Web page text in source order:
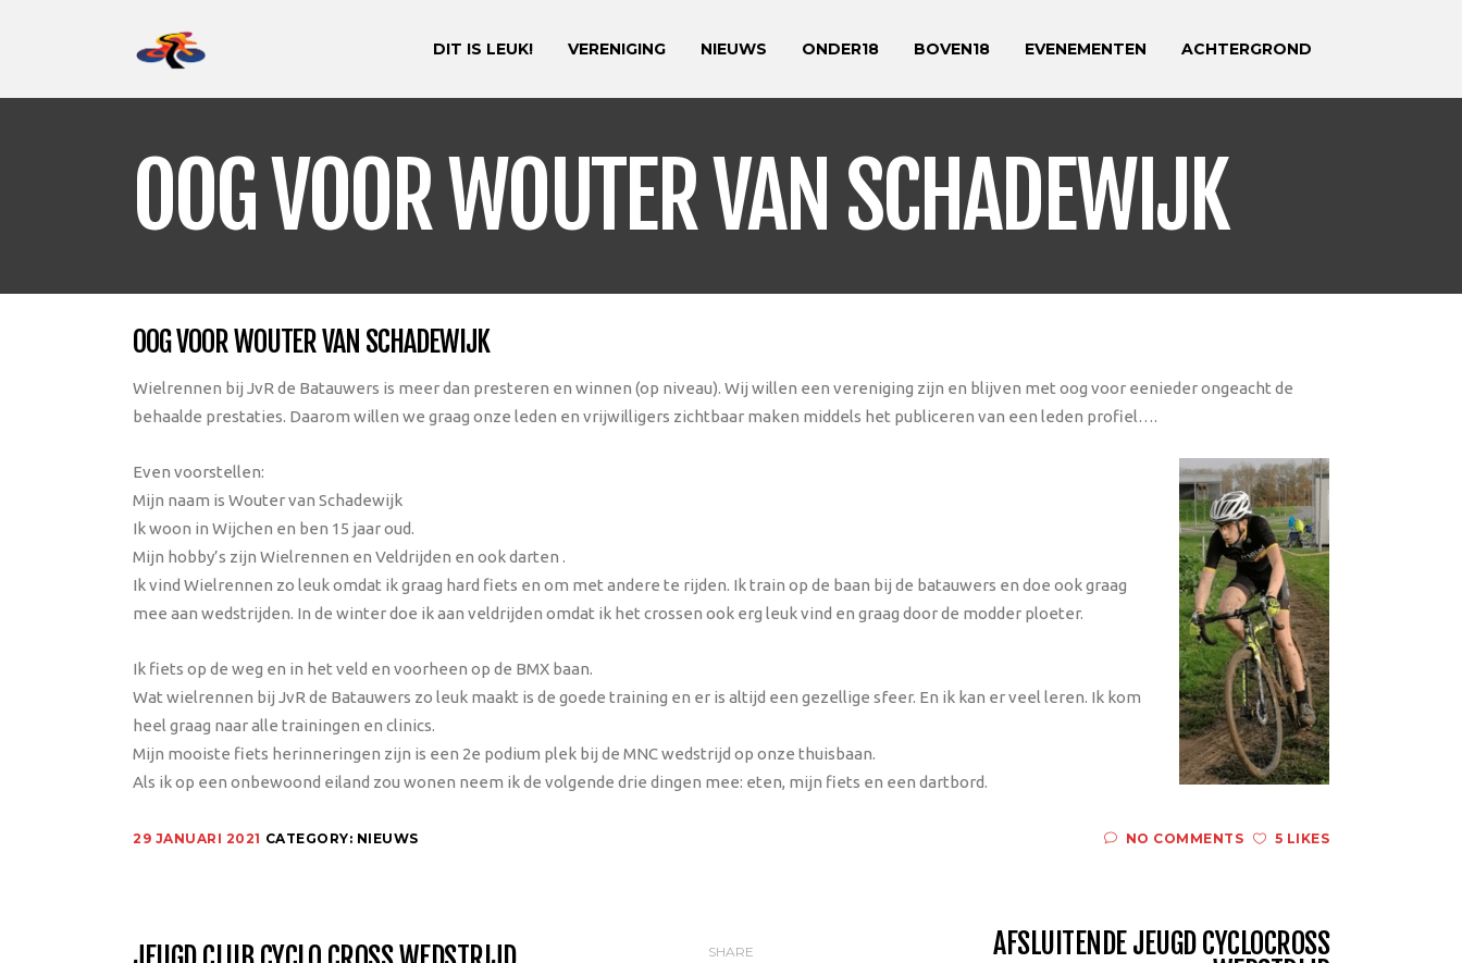
DIT IS LEUK! VERENIGING NIEUWS ONDER18 BOVEN18 EVENEMENTEN ACHTERGROND
OOG VOOR WOUTER VAN SCHADEWIJK
OOG VOOR WOUTER VAN SCHADEWIJK
Wielrennen bij JvR de Batauwers is meer dan presteren en winnen (op niveau). Wij willen een vereniging zijn en blijven met oog voor eenieder ongeacht de
behaalde prestaties. Daarom willen we graag onze leden en vrijwilligers zichtbaar maken middels het publiceren van een leden profiel….
Even voorstellen:
Mijn naam is Wouter van Schadewijk
Ik woon in Wijchen en ben 15 jaar oud.
Mijn hobby’s zijn Wielrennen en Veldrijden en ook darten .
Ik vind Wielrennen zo leuk omdat ik graag hard fiets en om met andere te rijden. Ik train op de baan bij de batauwers en doe ook graag
mee aan wedstrijden. In de winter doe ik aan veldrijden omdat ik het crossen ook erg leuk vind en graag door de modder ploeter.
Ik fiets op de weg en in het veld en voorheen op de BMX baan.
Wat wielrennen bij JvR de Batauwers zo leuk maakt is de goede training en er is altijd een gezellige sfeer. En ik kan er veel leren. Ik kom
heel graag naar alle trainingen en clinics.
Mijn mooiste fiets herinneringen zijn is een 2e podium plek bij de MNC wedstrijd op onze thuisbaan.
Als ik op een onbewoond eiland zou wonen neem ik de volgende drie dingen mee: eten, mijn fiets en een dartbord.
29 JANUARI 2021 CATEGORY: NIEUWS NO COMMENTS 5 LIKES
SHARE
AFSLUITENDE JEUGD CYCLOCROSS